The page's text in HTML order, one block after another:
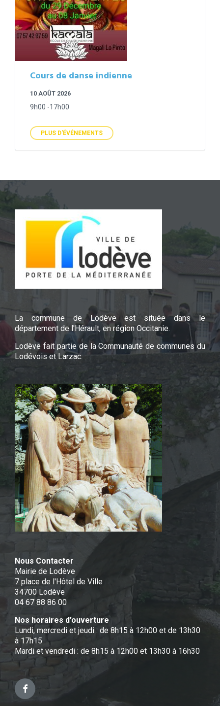
Cours de danse indienne
10 AOÛT 2026
9h00 -17h00
PLUS D'ÉVÉNEMENTS
La commune de Lodève est située dans le
département de l'Hérault, en région Occitanie.
Lodève fait partie de la Communauté de communes du
Lodévois et Larzac.
Nous Contacter
Mairie de Lodève
7 place de l'Hôtel de Ville
34700 Lodève
04 67 88 86 00
Nos horaires d’ouverture
Lundi, mercredi et jeudi : de 8h15 à 12h00 et de 13h30
à 17h15
Mardi et vendredi : de 8h15 à 12h00 et 13h30 à 16h30
Facebook